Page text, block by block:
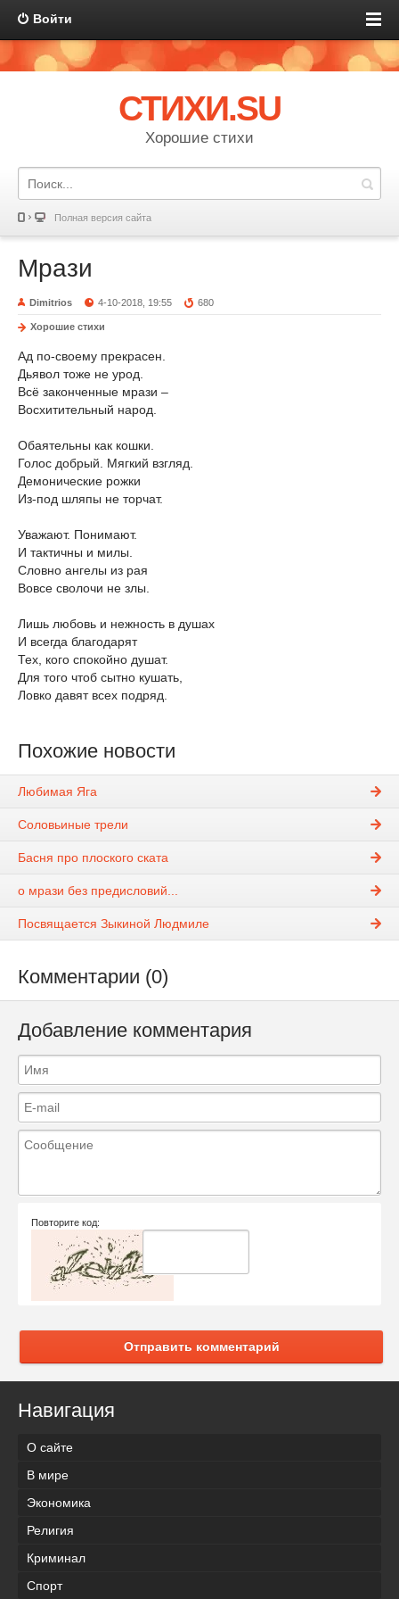
Войти
СТИХИ.SU
Хорошие стихи
Полная версия сайта
Мрази
Dimitrios 4-10-2018, 19:55 680
Хорошие стихи
Ад по-своему прекрасен.
Дьявол тоже не урод.
Всё законченные мрази –
Восхитительный народ.
Обаятельны как кошки.
Голос добрый. Мягкий взгляд.
Демонические рожки
Из-под шляпы не торчат.
Уважают. Понимают.
И тактичны и милы.
Словно ангелы из рая
Вовсе сволочи не злы.
Лишь любовь и нежность в душах
И всегда благодарят
Тех, кого спокойно душат.
Для того чтоб сытно кушать,
Ловко давят всех подряд.
Похожие новости
Любимая Яга
Соловьиные трели
Басня про плоского ската
о мрази без предисловий...
Посвящается Зыкиной Людмиле
Комментарии (0)
Добавление комментария
Повторите код:
Отправить комментарий
Навигация
О сайте
В мире
Экономика
Религия
Криминал
Спорт